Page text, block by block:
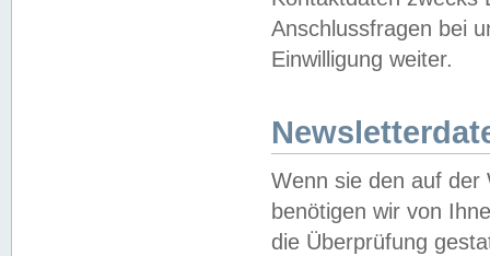
Anschlussfragen bei
Einwilligung weiter.
Wenn sie den auf der
benötigen wir von
die Überprüfung